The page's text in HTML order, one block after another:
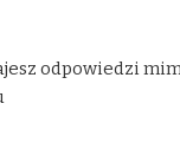
odpowiedzi